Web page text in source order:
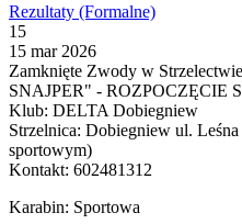
Rezultaty (Formalne)
15
15 mar 2026
Zamknięte Zwody w
SNAJPER" - ROZPOCZĘCIE
Klub: DELTA Dobiegniew
Strzelnica: Dobiegniew ul.
sportowym)
Kontakt: 602481312
Karabin: Sportowa